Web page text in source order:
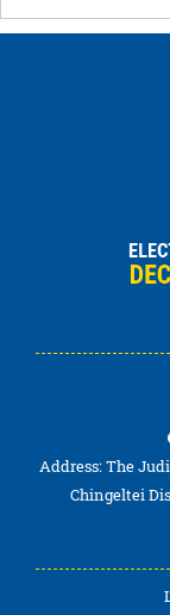
Address: The
Chingeltei